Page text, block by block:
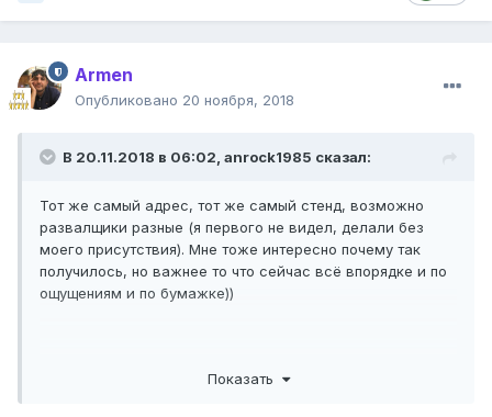
Armen
Опубликовано 20 ноября, 2018
В 20.11.2018 в 06:02, anrock1985 сказал:
Тот же самый адрес, тот же самый стенд, возможно
развалщики разные (я первого не видел, делали без
моего присутствия). Мне тоже интересно почему так
получилось, но важнее то что сейчас всё впорядке и по
ощущениям и по бумажке))
подправить переднее схождение и задние эксцентрики,
Показать